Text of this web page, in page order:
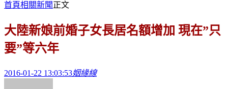
首頁相關新聞正文
大陸新娘前婚子女長居名額增加 現在”只
要”等六年
2016-01-22 13:03:53姻緣線